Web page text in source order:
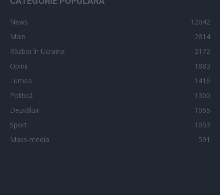
News
12042
Main
2814
Război în Ucraina
2172
Opinii
1883
Lumea
1416
Politică
1300
Dezvăluiri
1065
Sport
1053
Mass-media
591